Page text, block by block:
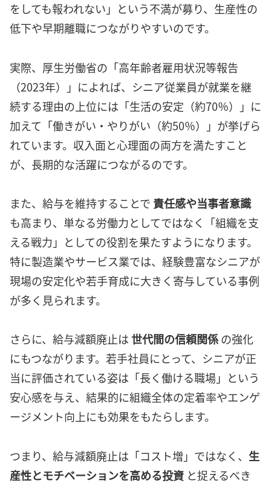
をしても報われない」という不満が募り、生産性の
低下や早期離職につながりやすいのです。
実際、厚生労働省の「高年齢者雇用状況等報告
（2023年）」によれば、シニア従業員が就業を継
続する理由の上位には「生活の安定（約70％）」に
加えて「働きがい・やりがい（約50％）」が挙げら
れています。収入面と心理面の両方を満たすこと
が、長期的な活躍につながるのです。
また、給与を維持することで 責任感や当事者意識
も高まり、単なる労働力としてではなく「組織を支
える戦力」としての役割を果たすようになります。
特に製造業やサービス業では、経験豊富なシニアが
現場の安定化や若手育成に大きく寄与している事例
が多く見られます。
さらに、給与減額廃止は 世代間の信頼関係の強化
にもつながります。若手社員にとって、シニアが正
当に評価されている姿は「長く働ける職場」という
安心感を与え、結果的に組織全体の定着率やエンゲ
ージメント向上にも効果をもたらします。
つまり、給与減額廃止は「コスト増」ではなく、 生
産性とモチベーションを高める投資 と捉えるべき